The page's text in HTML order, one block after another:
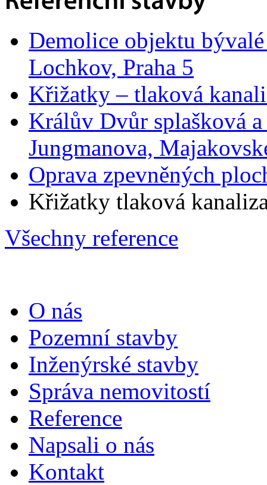
Demolice objektu
Lochkov, Praha 5
Křižatky – tlaková
Králův Dvůr splašková
Jungmanova,
Oprava zpevněných
Křižatky tlaková
Všechny reference
O nás
Pozemní stavby
Inženýrské stavby
Správa nemovitostí
Reference
Napsali o nás
Kontakt